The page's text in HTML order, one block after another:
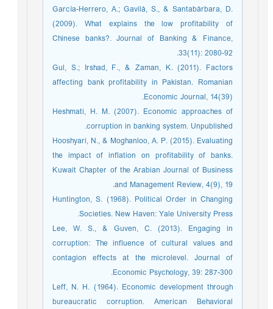
García-Herrero, A.; Gavilá, S., & Santabárbara, D.
(2009). What explains the low profitability of
Chinese banks?. Journal of Banking & Finance,
33(11): 2080-92.
Gul, S.; Irshad, F., & Zaman, K. (2011). Factors
affecting bank profitability in Pakistan. Romanian
Economic Journal, 14(39).
Heshmati, H. M. (2007). Economic approaches of
corruption in banking system. Unpublished.
Hooshyari, N., & Moghanloo, A. P. (2015). Evaluating
the impact of inflation on profitability of banks.
Kuwait Chapter of the Arabian Journal of Business
and Management Review, 4(9), 19.
Huntington, S. (1968). Political Order in Changing
Societies. New Haven: Yale University Press.
Lee, W. S., & Guven, C. (2013). Engaging in
corruption: The influence of cultural values and
contagion effects at the microlevel. Journal of
Economic Psychology, 39: 287-300.
Leff, N. H. (1964). Economic development through
bureaucratic corruption. American Behavioral